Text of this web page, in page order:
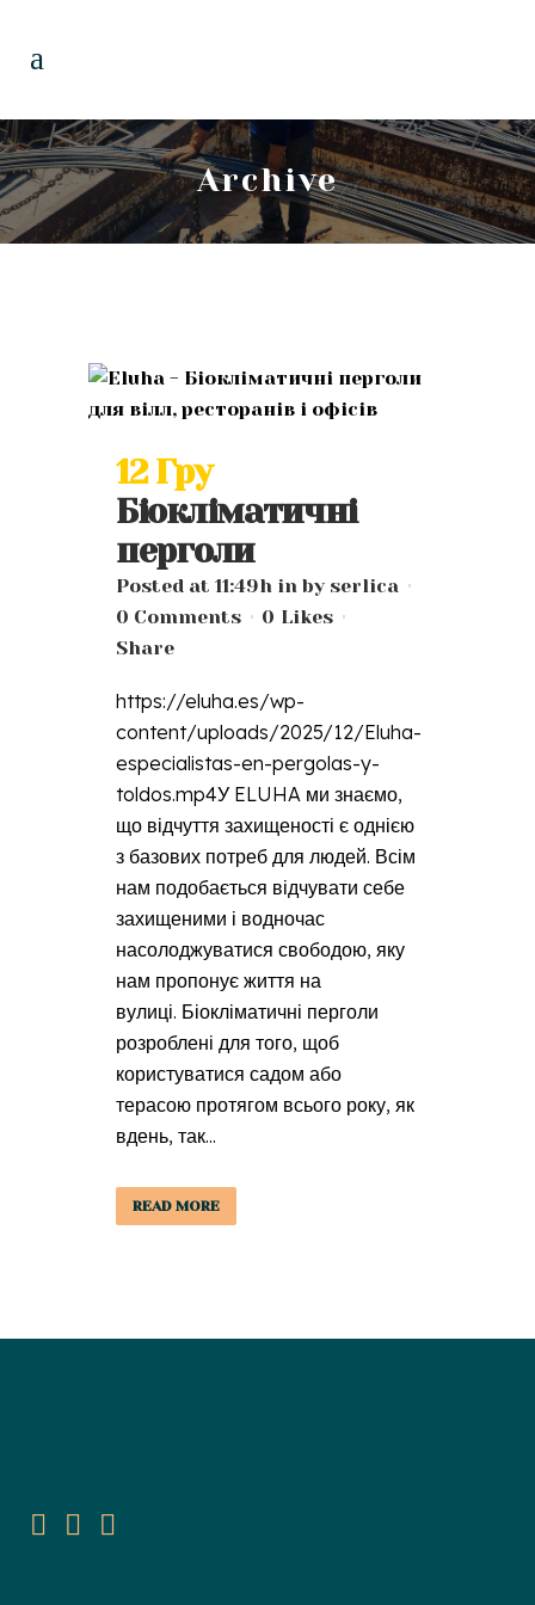
Archive
12 Гру
Біокліматичні
перголи
Posted at 11:49h in by serlica
0 Comments
0 Likes
Share
https://eluha.es/wp-
content/uploads/2025/12/Eluha-
especialistas-en-pergolas-y-
toldos.mp4У ELUHA ми знаємо,
що відчуття захищеності є однією
з базових потреб для людей. Всім
нам подобається відчувати себе
захищеними і водночас
насолоджуватися свободою, яку
нам пропонує життя на
вулиці. Біокліматичні перголи
розроблені для того, щоб
користуватися садом або
терасою протягом всього року, як
вдень, так...
READ MORE